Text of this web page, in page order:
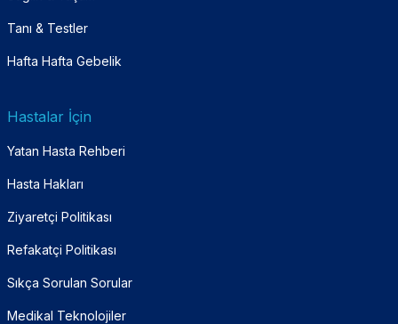
Tanı & Testler
Hafta Hafta Gebelik
Hastalar İçin
Yatan Hasta Rehberi
Hasta Hakları
Ziyaretçi Politikası
Refakatçi Politikası
Sıkça Sorulan Sorular
Medikal Teknolojiler